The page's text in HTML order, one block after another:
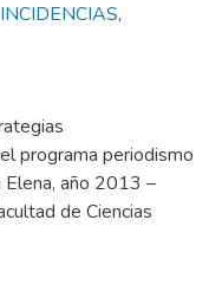
INCIDENCIAS,
programa periodismo
Elena, año 2013 –
de Ciencias